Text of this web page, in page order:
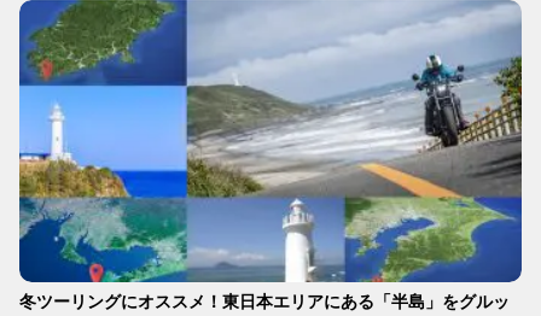
冬ツーリングにオススメ！東日本エリアにある「半島」をグルッ